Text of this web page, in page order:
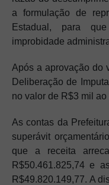
a formulação de
Estadual, para
improbidade
Após a aprovação do
Deliberação de
no valor de R$3 mil ao
As contas da
superávit
que a receita
R$50.461.825,74 e
R$49.820.149,77. A